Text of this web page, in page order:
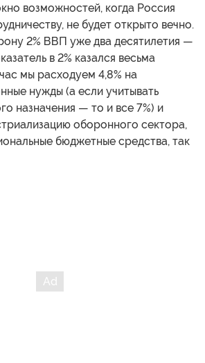
возможностей, когда Россия
не будет открыто вечно.
2% ВВП уже два десятилетия —
в 2% казался весьма
мы расходуем 4,8% на
нужды (а если учитывать
назначения — то и все 7%) и
оборонного сектора,
бюджетные средства, так